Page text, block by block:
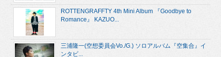
ROTTENGRAFFTY 4th Mini Album 『Goodbye to
Romance』 KAZUO...
三浦隆一(空想委員会Vo./G.) ソロアルバム『空集合』イ
ンタビ...